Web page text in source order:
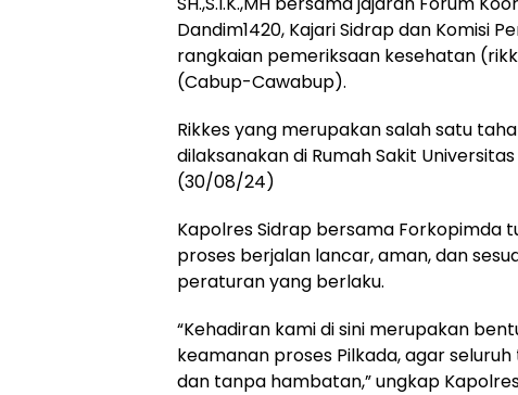
Dandim1420, Kajari Sidrap dan Komisi
rangkaian pemeriksaan kesehatan
(Cabup-Cawabup).
Rikkes yang merupakan salah satu
dilaksanakan di Rumah Sakit
(30/08/24)
Kapolres Sidrap bersama Forkopimda
proses berjalan lancar, aman, dan
peraturan yang berlaku.
“Kehadiran kami di sini merupakan
keamanan proses Pilkada, agar
dan tanpa hambatan,” ungkap